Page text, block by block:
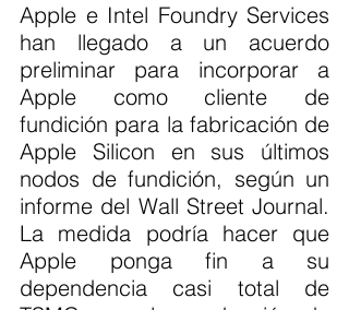
Apple e Intel Foundry Services
han llegado a un acuerdo
preliminar para incorporar a
Apple como cliente de
fundición para la fabricación de
Apple Silicon en sus últimos
nodos de fundición, según un
informe del Wall Street Journal.
La medida podría hacer que
Apple ponga fin a su
dependencia casi total de